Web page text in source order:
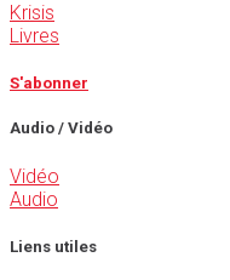
Krisis
Livres
S'abonner
Audio / Vidéo
Vidéo
Audio
Liens utiles